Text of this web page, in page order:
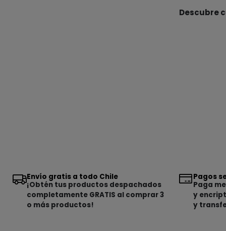
Descubre
Envío gratis a todo Chile
¡Obtén tus productos despachados
completamente GRATIS al comprar 3
o más productos!
Pagos
Paga
y
y